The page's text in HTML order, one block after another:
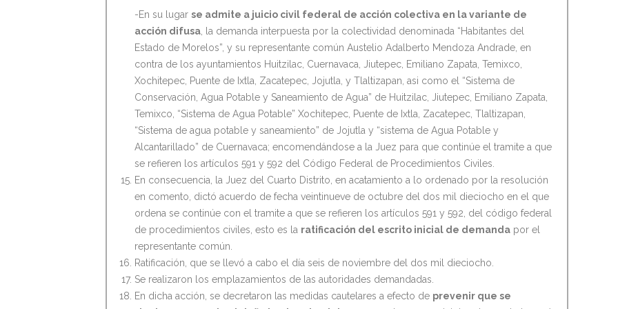
-En su lugar se admite a juicio civil federal de acción colectiva en la variante de
acción difusa, la demanda interpuesta por la colectividad denominada “Habitantes del
Estado de Morelos”, y su representante común Austelio Adalberto Mendoza Andrade, en
contra de los ayuntamientos Huitzilac, Cuernavaca, Jiutepec, Emiliano Zapata, Temixco,
Xochitepec, Puente de Ixtla, Zacatepec, Jojutla, y Tlaltizapan, asi como el “Sistema de
Conservación, Agua Potable y Saneamiento de Agua” de Huitzilac, Jiutepec, Emiliano Zapata,
Temixco, “Sistema de Agua Potable” Xochitepec, Puente de Ixtla, Zacatepec, Tlaltizapan,
“Sistema de agua potable y saneamiento” de Jojutla y “sistema de Agua Potable y
Alcantarillado” de Cuernavaca; encomendándose a la Juez para que continúe el tramite a que
se refieren los artículos 591 y 592 del Código Federal de Procedimientos Civiles.
En consecuencia, la Juez del Cuarto Distrito, en acatamiento a lo ordenado por la resolución
en comento, dictó acuerdo de fecha veintinueve de octubre del dos mil dieciocho en el que
ordena se continúe con el tramite a que se refieren los artículos 591 y 592, del código federal
de procedimientos civiles, esto es la ratificación del escrito inicial de demandapor el
representante común.
Ratificación, que se llevó a cabo el día seis de noviembre del dos mil dieciocho.
Se realizaron los emplazamientos de las autoridades demandadas.
En dicha acción, se decretaron las medidas cautelares a efecto de prevenir que se